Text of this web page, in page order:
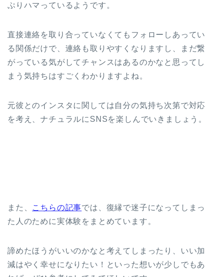
ぷりハマっているようです。
直接連絡を取り合っていなくてもフォローしあってい
る関係だけで、連絡も取りやすくなりますし、まだ繋
がっている気がしてチャンスはあるのかなと思ってし
まう気持ちはすごくわかりますよね。
元彼とのインスタに関しては自分の気持ち次第で対応
を考え、ナチュラルにSNSを楽しんでいきましょう。
また、 こちらの記事では、復縁で迷子になってしまっ
た人のために実体験をまとめています。
諦めたほうがいいのかなと考えてしまったり、いい加
減はやく幸せになりたい！といった想いが少しでもあ